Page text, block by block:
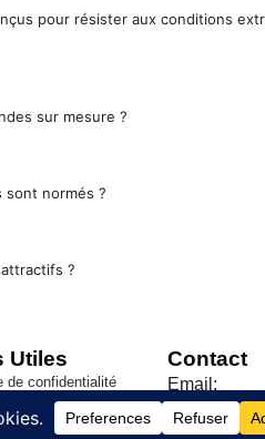
pour résister aux conditions
sur mesure ?
normés ?
?
Utiles
de confidentialité
générales de Vente
Contact
Email: